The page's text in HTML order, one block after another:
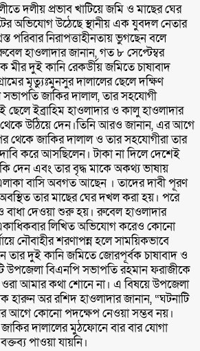
দলীয় প্রভাব খাটিয়ে জমি ও মাছের ঘের
অভিযোগ উঠেছে স্থানীয় এক যুবদল নেতার
পরিবার নিরাপত্তাহীনতায় ভুগছেন বলে
হাওলাদার জানান, গত ৮ সেপ্টেম্বর
মীর দুই কানি রেকর্ডীয় জমিতে চাষাবাদ
মৃত্যুঃমুনসুর দালালের ছেলে দক্ষিণ
সভাপতি জাকির দালাল, তার সহযোগী
ইব্রাহিম হাওলাদার ও কালু হাওলাদার
থেকে উঠিয়ে দেন।তিনি আরও জানান, এর আগে
জাকির দালাল ও তার সহযোগীরা তার
করে আসছিলেন। টাকা না দিলে দেশেই
দেন এবং তার বৃদ্ধ মাকে অকথ্য ভাষায়
বাসি অবগত আছেন । তাদের দাবী পূরণ
তার মাছের ঘের দখল করা হয়। পরে
বাধা দেওয়া শুরু হয়। রুবেল হাওলাদার
লিখিত অভিযোগ করেও কোনো
নৌবাহীর শরণাপন্ন হলে সাময়িকভাবে
তার দুই কানি জমিতে জোরপূর্বক চাষাবাদ ও
উপজেলা বিএনপি সভাপতি রহমান ফরাজীকে
আমার কথা শোনে না। এ বিষয়ে উপজেলা
হারুন অর রশিদ হাওলাদার জানান, “ঘটনাটি
আগে কোনো পদক্ষেপ নেওয়া সম্ভব নয়।
দালালের মুঠফোনে বার বার যোগা
পাওয়া যায়নি।